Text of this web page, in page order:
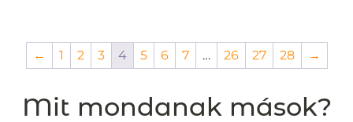
← 1 2 3 4 5 6 7 … 26 27 28 →
Mit mondanak mások?